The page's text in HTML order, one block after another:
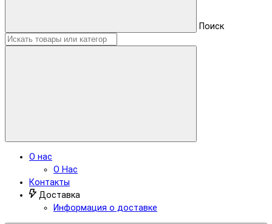
Поиск
О нас
О Нас
Контакты
Доставка
Информация о доставке